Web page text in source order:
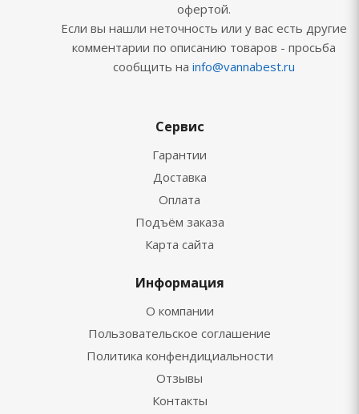
офертой.
Если вы нашли неточность или у вас есть другие
комментарии по описанию товаров - просьба
сообщить на info@vannabest.ru
Сервис
Гарантии
Доставка
Оплата
Подъём заказа
Карта сайта
Информация
О компании
Пользовательское соглашение
Политика конфендициальности
Отзывы
Контакты